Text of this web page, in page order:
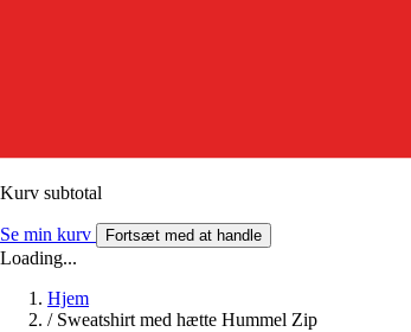
Kurv subtotal
Se min kurv Fortsæt med at handle
Loading...
Hjem
/ Sweatshirt med hætte Hummel Zip